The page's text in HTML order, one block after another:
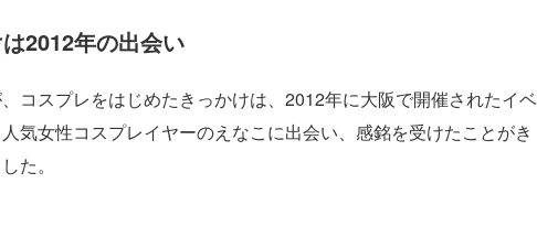
2012年の出会い
コスプレをはじめたきっかけは、2012年に大阪で開催されたイベ
気女性コスプレイヤーのえなこに出会い、感銘を受けたことがき
た。